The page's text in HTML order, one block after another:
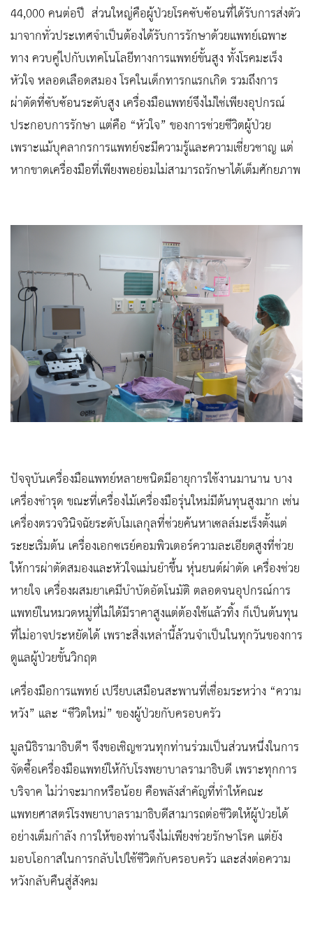
44,000 คนต่อปี ส่วนใหญ่คือผู้ป่วยโรคซับซ้อนที่ได้รับการส่งตัว
มาจากทั่วประเทศจำเป็นต้องได้รับการรักษาด้วยแพทย์เฉพาะ
ทาง ควบคู่ไปกับเทคโนโลยีทางการแพทย์ขั้นสูง ทั้งโรคมะเร็ง
หัวใจ หลอดเลือดสมอง โรคในเด็กทารกแรกเกิด รวมถึงการ
ผ่าตัดที่ซับซ้อนระดับสูง เครื่องมือแพทย์จึงไม่ใช่เพียงอุปกรณ์
ประกอบการรักษา แต่คือ “หัวใจ” ของการช่วยชีวิตผู้ป่วย
เพราะแม้บุคลากรการแพทย์จะมีความรู้และความเชี่ยวชาญ แต่
หากขาดเครื่องมือที่เพียงพอย่อมไม่สามารถรักษาได้เต็มศักยภาพ
ปัจจุบันเครื่องมือแพทย์หลายชนิดมีอายุการใช้งานมานาน บาง
เครื่องชำรุด ขณะที่เครื่องไม้เครื่องมือรุ่นใหม่มีต้นทุนสูงมาก เช่น
เครื่องตรวจวินิจฉัยระดับโมเลกุลที่ช่วยค้นหาเซลล์มะเร็งตั้งแต่
ระยะเริ่มต้น เครื่องเอกซเรย์คอมพิวเตอร์ความละเอียดสูงที่ช่วย
ให้การผ่าตัดสมองและหัวใจแม่นยำขึ้น หุ่นยนต์ผ่าตัด เครื่องช่วย
หายใจ เครื่องผสมยาเคมีบำบัดอัตโนมัติ ตลอดจนอุปกรณ์การ
แพทย์ในหมวดหมู่ที่ไม่ได้มีราคาสูงแต่ต้องใช้แล้วทิ้ง ก็เป็นต้นทุน
ที่ไม่อาจประหยัดได้ เพราะสิ่งเหล่านี้ล้วนจำเป็นในทุกวันของการ
ดูแลผู้ป่วยขั้นวิกฤต
เครื่องมือการแพทย์ เปรียบเสมือนสะพานที่เชื่อมระหว่าง “ความ
หวัง” และ “ชีวิตใหม่” ของผู้ป่วยกับครอบครัว
มูลนิธิรามาธิบดีฯ จึงขอเชิญชวนทุกท่านร่วมเป็นส่วนหนึ่งในการ
จัดซื้อเครื่องมือแพทย์ให้กับโรงพยาบาลรามาธิบดี เพราะทุกการ
บริจาค ไม่ว่าจะมากหรือน้อย คือพลังสำคัญที่ทำให้คณะ
แพทยศาสตร์โรงพยาบาลรามาธิบดีสามารถต่อชีวิตให้ผู้ป่วยได้
อย่างเต็มกำลัง การให้ของท่านจึงไม่เพียงช่วยรักษาโรค แต่ยัง
มอบโอกาสในการกลับไปใช้ชีวิตกับครอบครัว และส่งต่อความ
หวังกลับคืนสู่สังคม